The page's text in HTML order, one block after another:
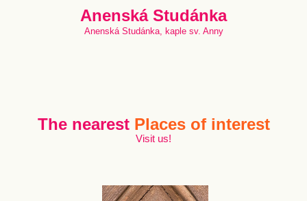
Anenská Studánka
Anenská Studánka, kaple sv. Anny
The nearest Places of interest
Visit us!